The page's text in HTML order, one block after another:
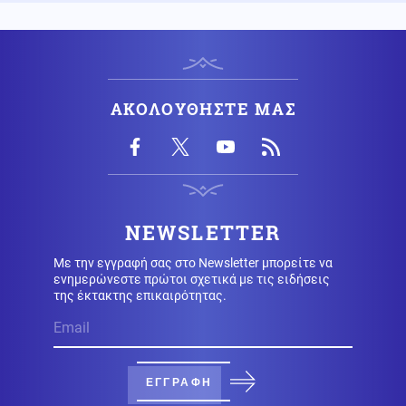
ΗΠΑ 06.08.2026 - 22:32
γης που κληρονόμησαν από τους γονείς του πίσω από
τους πυροβολισμούς με τους τρεις νεκρούς στη Βόρεια
Καρολίνα
06.08.2026 - 22:21
Γκουτέρες: Οι επιθέσεις κατά αμάχων σε Ουκρανία
και Ρωσία πρέπει να σταματήσουν αμέσως
Εσωτερική Ασφάλεια
Καλύτερη η εικόνα της φωτιάς στην Κολυμπάδα
Σκύρου, επιχειρούν μόνο επίγειες δυνάμεις
ΣΤΟΧΟΣ Η ΤΟΥΡΚΙΑ! Το Ισραήλ παρέλαβε το πρώτο
φονικότατο υποβρύχιο Dolphin II από την Γερμανία
ΑΚΟΛΟΥΘΗΣΤΕ ΜΑΣ
NEWSLETTER
Με την εγγραφή σας στο Newsletter μπορείτε να
ενημερώνεστε πρώτοι σχετικά με τις ειδήσεις
της έκτακτης επικαιρότητας.
ΕΓΓΡΑΦΗ